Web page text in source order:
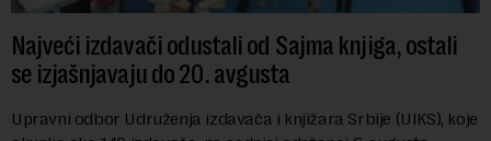
Najveći izdavači odustali od Sajma knjiga, ostali
se izjašnjavaju do 20. avgusta
Upravni odbor Udruženja izdavača i knjižara Srbije (UIKS), koje